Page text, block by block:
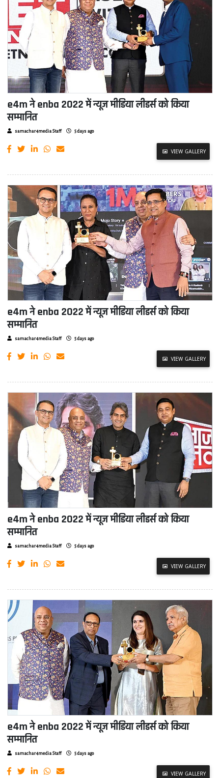
e4m ने enba 2022 में न्यूज मीडिया लीडर्स को किया
सम्मानित
samachar4media Staff 5 days ago
VIEW GALLERY
e4m ने enba 2022 में न्यूज मीडिया लीडर्स को किया
सम्मानित
samachar4media Staff 5 days ago
VIEW GALLERY
e4m ने enba 2022 में न्यूज मीडिया लीडर्स को किया
सम्मानित
samachar4media Staff 5 days ago
VIEW GALLERY
e4m ने enba 2022 में न्यूज मीडिया लीडर्स को किया
सम्मानित
samachar4media Staff 5 days ago
VIEW GALLERY